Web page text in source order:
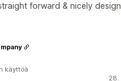
forward & nicely
28.
käyttöä